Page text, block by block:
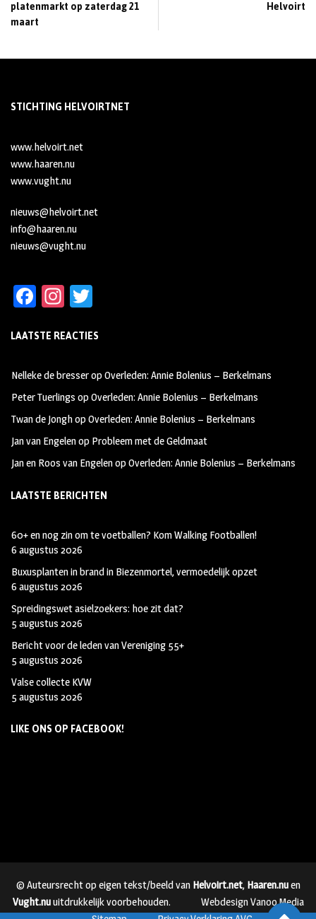
platenmarkt op zaterdag 21
maart
Helvoirt
STICHTING HELVOIRTNET
www.helvoirt.net
www.haaren.nu
www.vught.nu
nieuws@helvoirt.net
info@haaren.nu
nieuws@vught.nu
Fa
b
oo
k
In
ag
m
tt
LAATSTE REACTIES
Nelleke de bresseropOverleden: Annie Bolenius – Berkelmans
Peter Tuerlings opOverleden: Annie Bolenius – Berkelmans
Twan de JonghopOverleden: Annie Bolenius – Berkelmans
Jan van Engelenop Probleem met de Geldmaat
Jan en Roos van EngelenopOverleden: Annie Bolenius – Berkelmans
LAATSTE BERICHTEN
60+ en nog zin om te voetballen? Kom Walking Footballen!
6 augustus 2026
Buxusplanten in brand in Biezenmortel, vermoedelijk opzet
6 augustus 2026
Spreidingswet asielzoekers: hoe zit dat?
5 augustus 2026
Bericht voor de leden van Vereniging 55+
5 augustus 2026
Valse collecte KVW
5 augustus 2026
LIKE ONS OP FACEBOOK!
© Auteursrecht op eigen tekst/beeld van Helvoirt.net, Haaren.nuen
Vught.nuuitdrukkelijk voorbehouden.
Webdesign Vanoo Media